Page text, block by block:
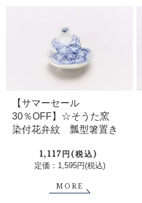
【サマーセール
30％OFF】☆そうた窯
染付花弁紋 瓢型箸置き
1,117円(税込)
定価：1,595円(税込)
MORE